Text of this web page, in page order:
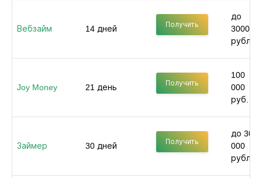
Вебзайм 14 дней Получить
до
30000
рублей
Joy Money 21 день Получить
100
000
руб.
Займер 30 дней Получить
до 30
000
рублей